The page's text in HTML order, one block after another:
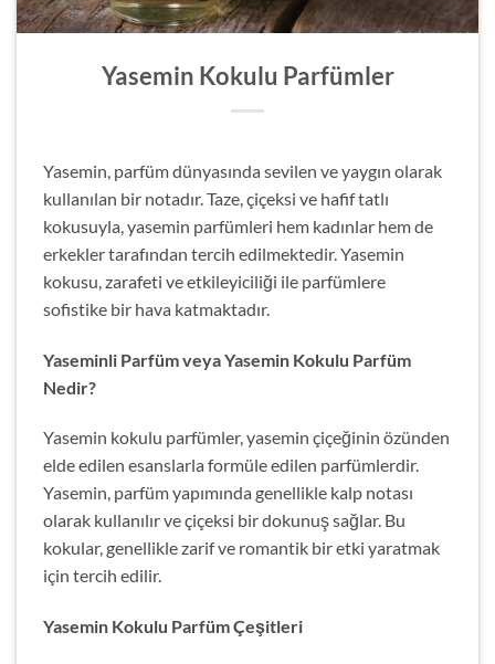
Yasemin Kokulu Parfümler
Yasemin, parfüm dünyasında sevilen ve yaygın olarak
kullanılan bir notadır. Taze, çiçeksi ve hafif tatlı
kokusuyla, yasemin parfümleri hem kadınlar hem de
erkekler tarafından tercih edilmektedir. Yasemin
kokusu, zarafeti ve etkileyiciliği ile parfümlere
sofistike bir hava katmaktadır.
Yaseminli Parfüm veya Yasemin Kokulu Parfüm
Nedir?
Yasemin kokulu parfümler, yasemin çiçeğinin özünden
elde edilen esanslarla formüle edilen parfümlerdir.
Yasemin, parfüm yapımında genellikle kalp notası
olarak kullanılır ve çiçeksi bir dokunuş sağlar. Bu
kokular, genellikle zarif ve romantik bir etki yaratmak
için tercih edilir.
Yasemin Kokulu Parfüm Çeşitleri